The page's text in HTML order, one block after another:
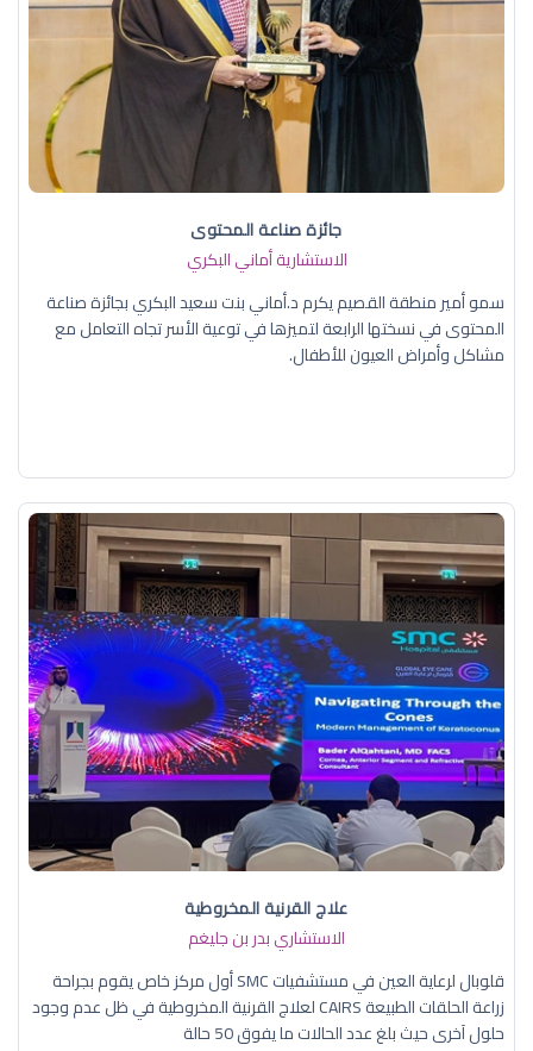
جائزة صناعة المحتوى
الاستشارية أماني البكري
سمو أمير منطقة القصيم يكرم د.أماني بنت سعيد البكري بجائزة صناعة
المحتوى في نسختها الرابعة لتميزها في توعية الأسر تجاه التعامل مع
مشاكل وأمراض العيون للأطفال.
علاج القرنية المخروطية
الاستشاري بدر بن جليغم
قلوبال لرعاية العين في مستشفيات SMC أول مركز خاص يقوم بجراحة
زراعة الحلقات الطبيعة CAIRS لعلاج القرنية المخروطية في ظل عدم وجود
حلول آخرى حيث بلغ عدد الحالات ما يفوق 50 حالة